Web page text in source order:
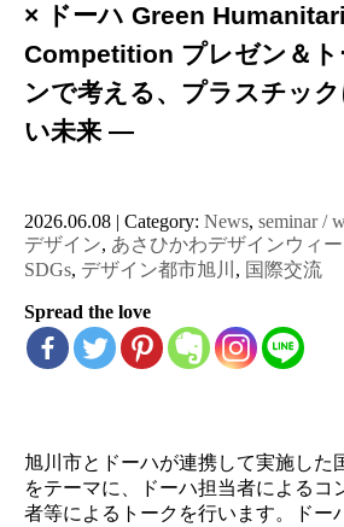
× ドーハ Green
Competition プレゼン＆
ンで考える、プラスチッ
い未来 ―
2026.06.08 | Category: News, seminar /
デザイン, あさひかわデザインウィー
SDGs, デザイン都市旭川 , 国際交流
Spread the love
旭川市とドーハが連携して実施した
をテーマに、ドーハ担当者によるコ
者等によるトークを行います。ドー